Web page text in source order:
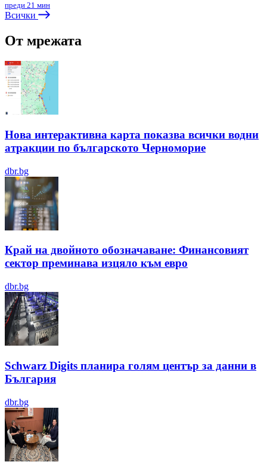
преди 21 мин
Всички
От мрежата
Нова интерактивна карта показва всички водни
атракции по българското Черноморие
dbr.bg
Край на двойното обозначаване: Финансовият
сектор преминава изцяло към евро
dbr.bg
Schwarz Digits планира голям център за данни в
България
dbr.bg